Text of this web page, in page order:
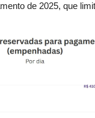
de 2025, que